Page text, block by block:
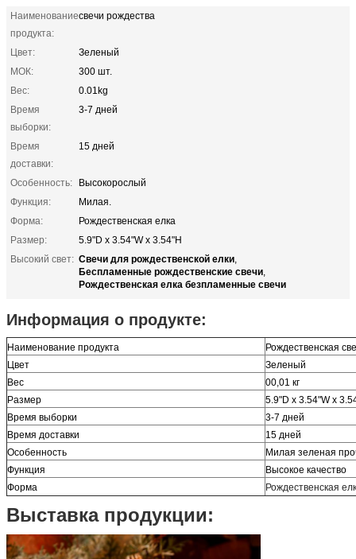
Наименование
продукта:
свечи рождества
Цвет:
Зеленый
МОК:
300 шт.
Вес:
0.01kg
Время
выборки:
3-7 дней
Время
доставки:
15 дней
Особенность:
Высокорослый
Функция:
Милая.
Форма:
Рождественская елка
Размер:
5.9"D x 3.54"W x 3.54"H
Высокий свет: Свечи для рождественской елки,
Беспламенные рождественские свечи,
Рождественская елка безпламенные свечи
Информация о продукте:
Наименование продукта
Рождественская
Цвет
Зеленый
Вес
00,01 кг
Размер
5.9"D x 3.54"W x
Время выборки
3-7 дней
Время доставки
15 дней
Особенность
Милая зеленая
Функция
Высокое качество
Форма
Рождественская
Выставка продукции: